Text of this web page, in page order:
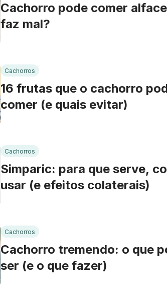
Cachorro pode comer
faz mal?
Cachorros
16 frutas que o cachorro
comer (e quais evitar)
Cachorros
Simparic: para que serve,
usar (e efeitos colaterais)
Cachorros
Cachorro tremendo: o que
ser (e o que fazer)